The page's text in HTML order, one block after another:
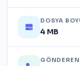
DOSYA
4 MB
GÖNDEREN